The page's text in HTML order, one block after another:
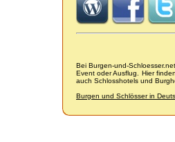
Bei Burgen-und-
Event oder Ausflug. Hier
auch Schlosshotels und
Burgen und Schlösser in